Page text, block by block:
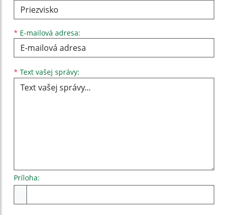
* E-mailová adresa:
* Text vašej správy:
Príloha: